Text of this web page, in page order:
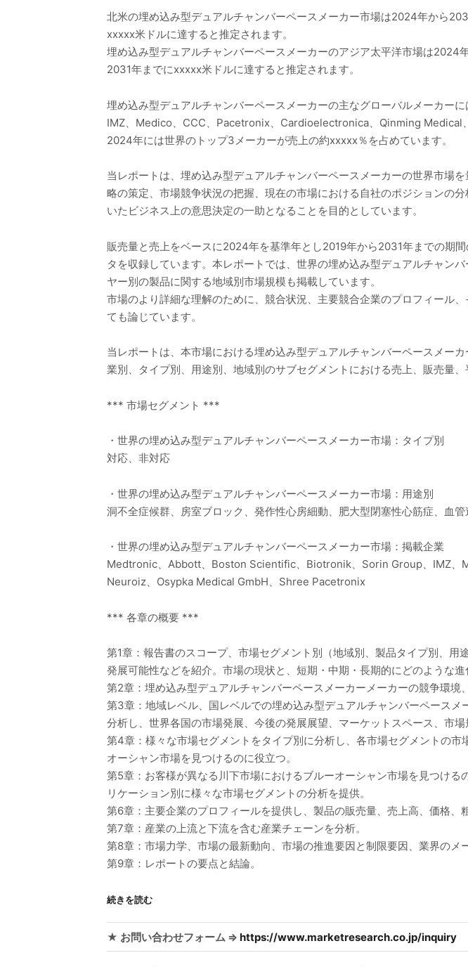
北米の埋め込み型デュアルチャンバーペースメーカー市場は2024年から
xxxxx米ドルに達すると推定されます。
埋め込み型デュアルチャンバーペースメーカーのアジア太平洋市場は
2031年までにxxxxx米ドルに達すると推定されます。
埋め込み型デュアルチャンバーペースメーカーの主なグローバルメーカ
IMZ、Medico、CCC、Pacetronix、Cardioelectronica、Qinming Medical
2024年には世界のトップ3メーカーが売上の約xxxxx％を占めています。
当レポートは、埋め込み型デュアルチャンバーペースメーカーの世界市場
略の策定、市場競争状況の把握、現在の市場における自社のポジションの
いたビジネス上の意思決定の一助となることを目的としています。
販売量と売上をベースに2024年を基準年とし2019年から2031年までの期
タを収録しています。本レポートでは、世界の埋め込み型デュアルチャン
ヤー別の製品に関する地域別市場規模も掲載しています。
市場のより詳細な理解のために、競合状況、主要競合企業のプロフィール
ても論じています。
当レポートは、本市場における埋め込み型デュアルチャンバーペースメー
業別、タイプ別、用途別、地域別のサブセグメントにおける売上、販売量、
*** 市場セグメント ***
・世界の埋め込み型デュアルチャンバーペースメーカー市場：タイプ別
対応、非対応
・世界の埋め込み型デュアルチャンバーペースメーカー市場：用途別
洞不全症候群、房室ブロック、発作性心房細動、肥大型閉塞性心筋症、血
・世界の埋め込み型デュアルチャンバーペースメーカー市場：掲載企業
Medtronic、Abbott、Boston Scientific、Biotronik、Sorin Group、IMZ、
Neuroiz、Osypka Medical GmbH、Shree Pacetronix
*** 各章の概要 ***
第1章：報告書のスコープ、市場セグメント別（地域別、製品タイプ別、
発展可能性などを紹介。市場の現状と、短期・中期・長期的にどのような
第2章：埋め込み型デュアルチャンバーペースメーカーメーカーの競争環境
第3章：地域レベル、国レベルでの埋め込み型デュアルチャンバーペース
分析し、世界各国の市場発展、今後の発展展望、マーケットスペース、市場
第4章：様々な市場セグメントをタイプ別に分析し、各市場セグメントの
オーシャン市場を見つけるのに役立つ。
第5章：お客様が異なる川下市場におけるブルーオーシャン市場を見つけ
リケーション別に様々な市場セグメントの分析を提供。
第6章：主要企業のプロフィールを提供し、製品の販売量、売上高、価格、
第7章：産業の上流と下流を含む産業チェーンを分析。
第8章：市場力学、市場の最新動向、市場の推進要因と制限要因、業界のメ
第9章：レポートの要点と結論。
続きを読む
★ お問い合わせフォーム ⇒ https://www.marketresearch.co.jp/inquiry